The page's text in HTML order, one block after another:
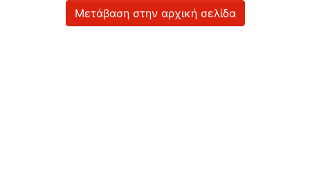
Μετάβαση στην αρχική σελίδα